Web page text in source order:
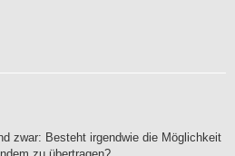
zwar: Besteht irgendwie die Möglichkeit